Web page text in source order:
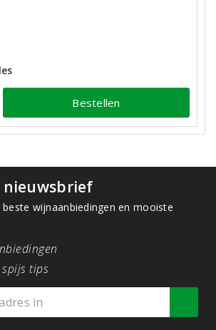
Bestellen
nieuwsbrief
wijnaanbiedingen en mooiste
tips